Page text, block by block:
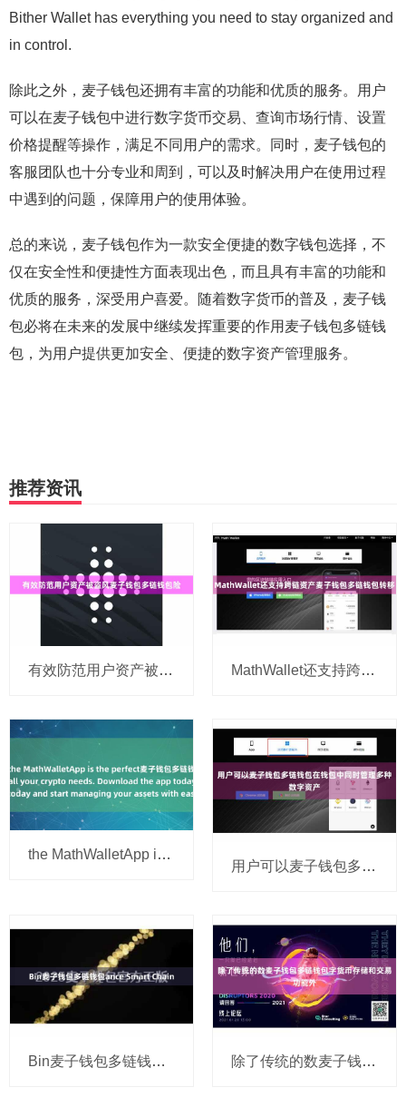
Bither Wallet has everything you need to stay organized and
in control.
除此之外，麦子钱包还拥有丰富的功能和优质的服务。用户
可以在麦子钱包中进行数字货币交易、查询市场行情、设置
价格提醒等操作，满足不同用户的需求。同时，麦子钱包的
客服团队也十分专业和周到，可以及时解决用户在使用过程
中遇到的问题，保障用户的使用体验。
总的来说，麦子钱包作为一款安全便捷的数字钱包选择，不
仅在安全性和便捷性方面表现出色，而且具有丰富的功能和
优质的服务，深受用户喜爱。随着数字货币的普及，麦子钱
包必将在未来的发展中继续发挥重要的作用麦子钱包多链钱
包，为用户提供更加安全、便捷的数字资产管理服务。
推荐资讯
有效防范用户资产被盗风麦子钱包多链钱包险 MathWallet还支持跨链资产麦子钱包多链钱包转移
the MathWalletApp is the perfect麦子钱包多链钱包 companion
用户可以麦子钱包多链钱包在钱包中同时管理多种数字资产
Bin麦子钱包多链钱包ance Smart Chain 除了传统的数麦子钱包多链钱包字货币存储和交易功能外